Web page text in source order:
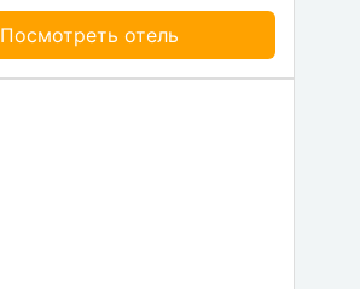
Посмотреть отель